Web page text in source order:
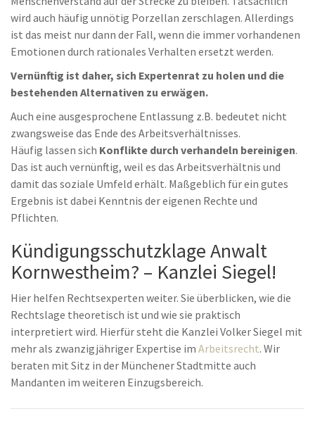
wird auch häufig unnötig Porzellan zerschlagen. Allerdings
ist das meist nur dann der Fall, wenn die immer vorhandenen
Emotionen durch rationales Verhalten ersetzt werden.
Vernünftig ist daher, sich Expertenrat zu holen und die
bestehenden Alternativen zu erwägen.
Auch eine ausgesprochene Entlassung z.B. bedeutet nicht
zwangsweise das Ende des Arbeitsverhältnisses.
Häufig lassen sich Konflikte durch verhandeln bereinigen.
Das ist auch vernünftig, weil es das Arbeitsverhältnis und
damit das soziale Umfeld erhält. Maßgeblich für ein gutes
Ergebnis ist dabei Kenntnis der eigenen Rechte und
Pflichten.
Kündigungsschutzklage Anwalt
Kornwestheim? – Kanzlei Siegel!
Hier helfen Rechtsexperten weiter. Sie überblicken, wie die
Rechtslage theoretisch ist und wie sie praktisch
interpretiert wird. Hierfür steht die Kanzlei Volker Siegel mit
mehr als zwanzigjähriger Expertise im Arbeitsrecht. Wir
beraten mit Sitz in der Münchener Stadtmitte auch
Mandanten im weiteren Einzugsbereich.